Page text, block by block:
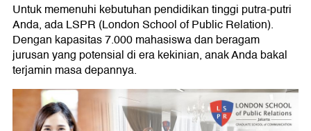
Untuk memenuhi kebutuhan pendidikan tinggi putra-putri
Anda, ada LSPR (London School of Public Relation).
Dengan kapasitas 7.000 mahasiswa dan beragam
jurusan yang potensial di era kekinian, anak Anda bakal
terjamin masa depannya.